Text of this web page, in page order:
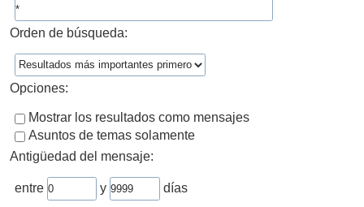
Orden de búsqueda:
Opciones:
Mostrar los resultados como mensajes
Asuntos de temas solamente
Antigüedad del mensaje:
entre y
días